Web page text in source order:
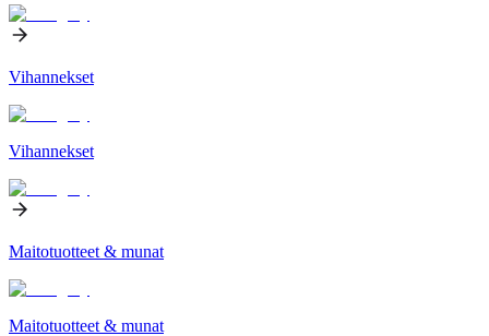
Vihannekset
Vihannekset
Maitotuotteet & munat
Maitotuotteet & munat